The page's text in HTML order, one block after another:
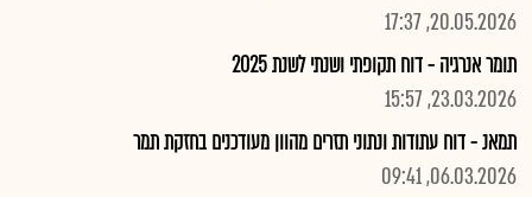
20.05.2026, 17:37
תומר אנרגיה - דוח תקופתי ושנתי לשנת 2025
23.03.2026, 15:57
תמאנ - דוח עתודות ונתוני תזרים מהוון מעודכנים בחזקת תמר
06.03.2026, 09:41